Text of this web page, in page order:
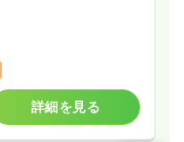
詳細を見る